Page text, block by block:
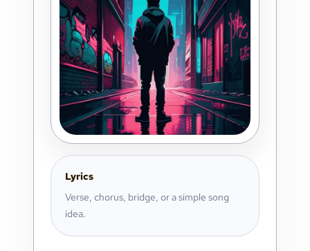
Lyrics
Verse, chorus, bridge, or a simple song
idea.